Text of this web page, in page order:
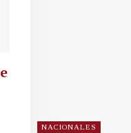
NACIONALES